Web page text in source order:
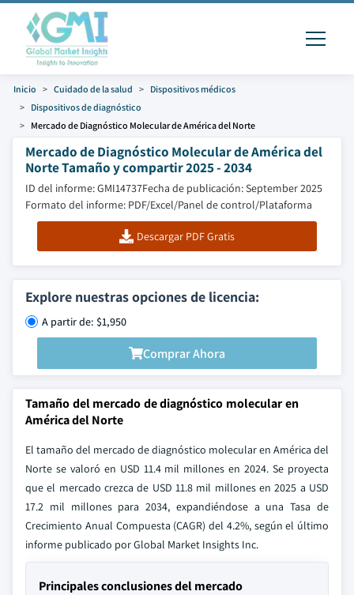
Inicio Cuidado de la salud
Dispositivos médicos
Dispositivos de diagnóstico
Mercado de Diagnóstico Molecular de América del Norte
Mercado de Diagnóstico Molecular de América del
Norte Tamaño y compartir 2025 - 2034
ID del informe: GMI14737Fecha de publicación: September 2025
Formato del informe: PDF/Excel/Panel de control/Plataforma
Descargar PDF Gratis
Explore nuestras opciones de licencia:
A partir de: $1,950
Comprar Ahora
Tamaño del mercado de diagnóstico molecular en
América del Norte
El tamaño del mercado de diagnóstico molecular en América del
Norte se valoró en USD 11.4 mil millones en 2024. Se proyecta
que el mercado crezca de USD 11.8 mil millones en 2025 a USD
17.2 mil millones para 2034, expandiéndose a una Tasa de
Crecimiento Anual Compuesta (CAGR) del 4.2%, según el último
informe publicado por Global Market Insights Inc.
Principales conclusiones del mercado